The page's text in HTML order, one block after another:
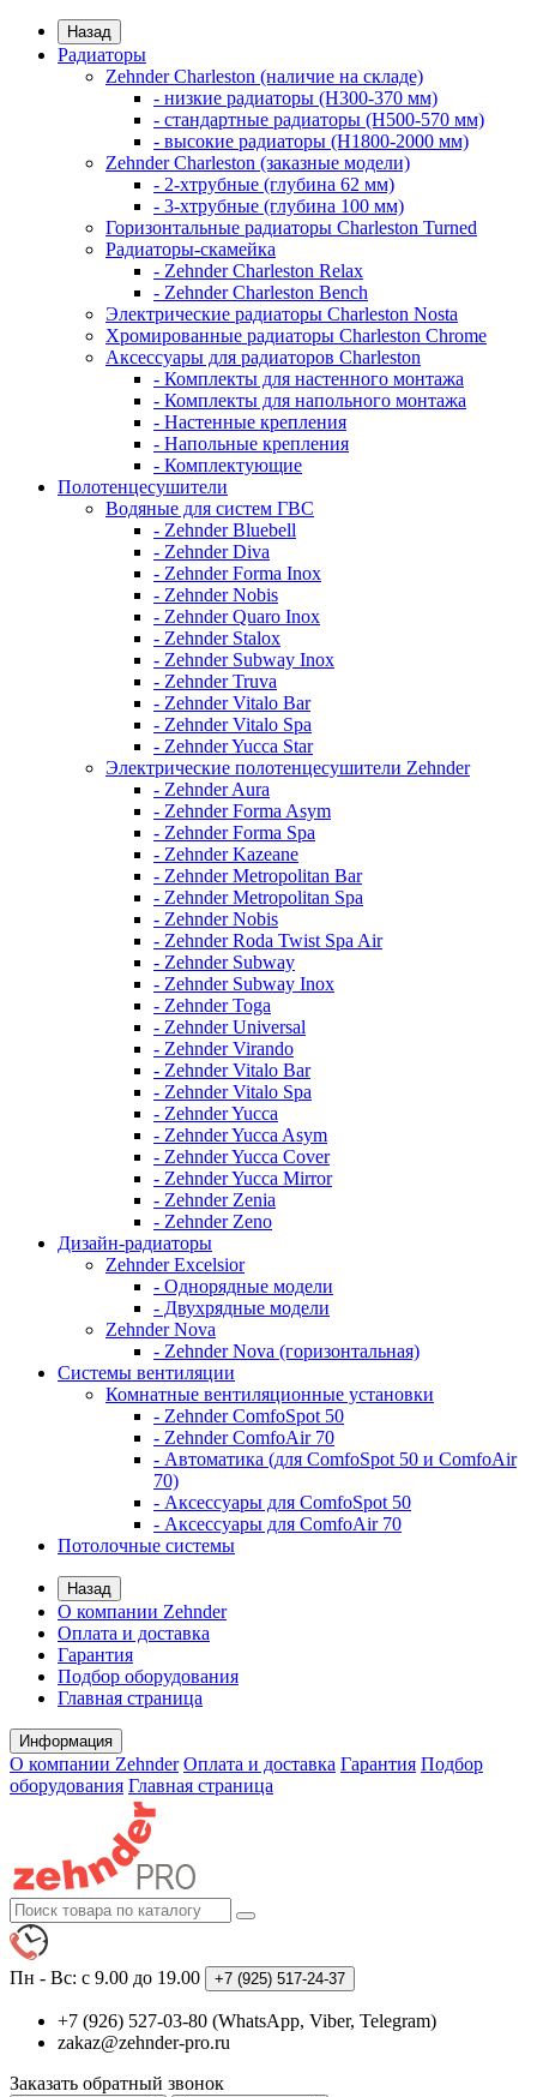
Назад
Радиаторы
Zehnder Charleston (наличие на складе)
- низкие радиаторы (H300-370 мм)
- стандартные радиаторы (H500-570 мм)
- высокие радиаторы (H1800-2000 мм)
Zehnder Charleston (заказные модели)
- 2-хтрубные (глубина 62 мм)
- 3-хтрубные (глубина 100 мм)
Горизонтальные радиаторы Charleston Turned
Радиаторы-скамейка
- Zehnder Charleston Relax
- Zehnder Charleston Bench
Электрические радиаторы Charleston Nosta
Хромированные радиаторы Charleston Chrome
Аксессуары для радиаторов Charleston
- Комплекты для настенного монтажа
- Комплекты для напольного монтажа
- Настенные крепления
- Напольные крепления
- Комплектующие
Полотенцесушители
Водяные для систем ГВС
- Zehnder Bluebell
- Zehnder Diva
- Zehnder Forma Inox
- Zehnder Nobis
- Zehnder Quaro Inox
- Zehnder Stalox
- Zehnder Subway Inox
- Zehnder Truva
- Zehnder Vitalo Bar
- Zehnder Vitalo Spa
- Zehnder Yucca Star
Электрические полотенцесушители Zehnder
- Zehnder Aura
- Zehnder Forma Asym
- Zehnder Forma Spa
- Zehnder Kazeane
- Zehnder Metropolitan Bar
- Zehnder Metropolitan Spa
- Zehnder Nobis
- Zehnder Roda Twist Spa Air
- Zehnder Subway
- Zehnder Subway Inox
- Zehnder Toga
- Zehnder Universal
- Zehnder Virando
- Zehnder Vitalo Bar
- Zehnder Vitalo Spa
- Zehnder Yucca
- Zehnder Yucca Asym
- Zehnder Yucca Cover
- Zehnder Yucca Mirror
- Zehnder Zenia
- Zehnder Zeno
Дизайн-радиаторы
Zehnder Excelsior
- Однорядные модели
- Двухрядные модели
Zehnder Nova
- Zehnder Nova (горизонтальная)
Системы вентиляции
Комнатные вентиляционные установки
- Zehnder ComfoSpot 50
- Zehnder ComfoAir 70
- Автоматика (для ComfoSpot 50 и ComfoAir
70)
- Аксессуары для ComfoSpot 50
- Аксессуары для ComfoAir 70
Потолочные системы
Назад
О компании Zehnder
Оплата и доставка
Гарантия
Подбор оборудования
Главная страница
Информация
О компании Zehnder Оплата и доставка Гарантия Подбор
оборудования Главная страница
Пн - Вс: с 9.00 до 19.00 +7 (925) 517-24-37
+7 (926) 527-03-80 (WhatsApp, Viber, Telegram)
zakaz@zehnder-pro.ru
Заказать обратный звонок